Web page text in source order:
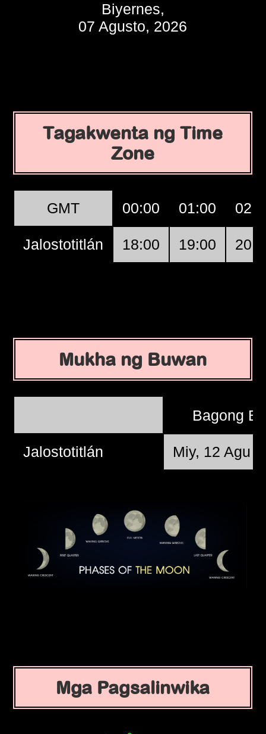
Biyernes,
07 Agusto, 2026
Tagakwenta ng Time
Zone
GMT 00:00 01:00
Jalostotitlán 18:00 19:00
Mukha ng Buwan
Bagong
Jalostotitlán Miy, 12 Agu
Mga Pagsalinwika